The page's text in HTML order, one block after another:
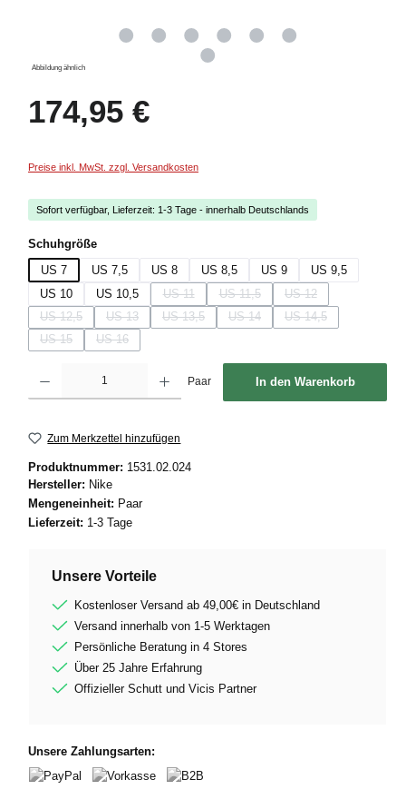
Abbildung ähnlich
174,95 €
Preise inkl. MwSt. zzgl. Versandkosten
Sofort verfügbar, Lieferzeit: 1-3 Tage - innerhalb Deutschlands
Schuhgrößeauswählen
US 7
US 7,5 US 8 US 8,5 US 9
US 9,5
US 10
US 10,5 US 11
(Diese Option ist zurzeit nicht verfügbar.)
US 11,5
(Diese Option ist zurzeit nicht
US 12
(Diese Option ist
US 12,5
(Diese Option ist zurzeit nicht verfügbar.)
US 13
(Diese Option ist zurzeit nicht verfügbar.)
US 13,5
(Diese Option ist zurzeit nicht verfügbar.)
US 14
(Diese Option ist zurzeit nicht
US 14,5
(Diese Option ist
US 15
(Diese Option ist zurzeit nicht verfügbar.)
US 16
(Diese Option ist zurzeit nicht verfügbar.)
Paar In den Warenkorb
Zum Merkzettel hinzufügen
Produktnummer: 1531.02.024
Hersteller: Nike
Mengeneinheit: Paar
Lieferzeit: 1-3 Tage
Unsere Vorteile
Kostenloser Versand ab 49,00€ in Deutschland
Versand innerhalb von 1-5 Werktagen
Persönliche Beratung in 4 Stores
Über 25 Jahre Erfahrung
Offizieller Schutt und Vicis Partner
Unsere Zahlungsarten: